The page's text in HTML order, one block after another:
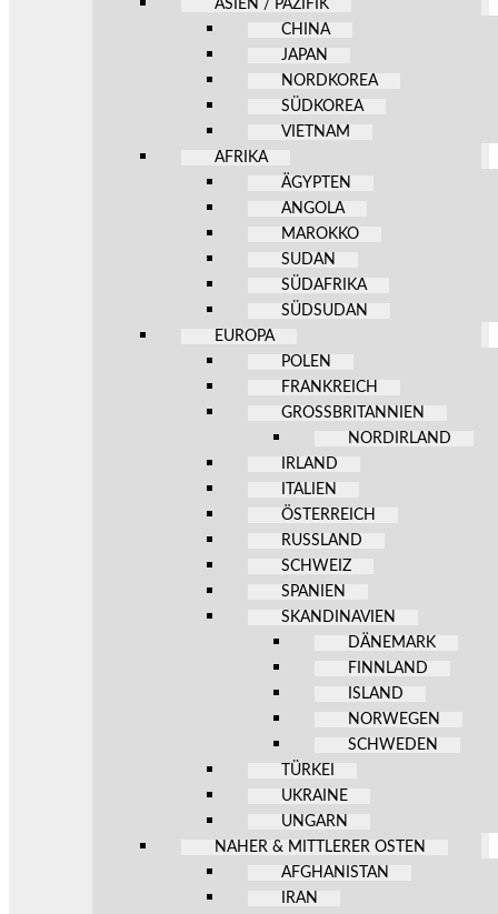
ASIEN / PAZIFIK
CHINA
JAPAN
NORDKOREA
SÜDKOREA
VIETNAM
AFRIKA
ÄGYPTEN
ANGOLA
MAROKKO
SUDAN
SÜDAFRIKA
SÜDSUDAN
EUROPA
POLEN
FRANKREICH
GROSSBRITANNIEN
NORDIRLAND
IRLAND
ITALIEN
ÖSTERREICH
RUSSLAND
SCHWEIZ
SPANIEN
SKANDINAVIEN
DÄNEMARK
FINNLAND
ISLAND
NORWEGEN
SCHWEDEN
TÜRKEI
UKRAINE
UNGARN
NAHER & MITTLERER OSTEN
AFGHANISTAN
IRAN